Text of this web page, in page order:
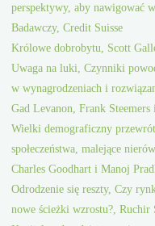
perspektywy, aby nawigować
Badawczy, Credit Suisse
Królowe dobrobytu, Scott
Uwaga na luki, Czynniki
w wynagrodzeniach i
Gad Levanon, Frank
Wielki demograficzny
społeczeństwa, malejące
Charles Goodhart i Manoj
Odrodzenie się reszty, Czy
nowe ścieżki wzrostu?, Ruchir